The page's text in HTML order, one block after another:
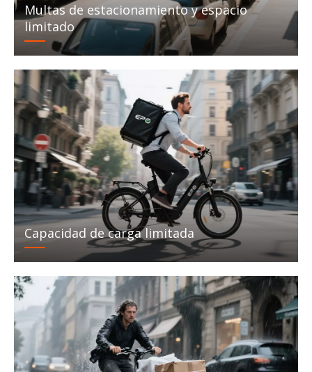
Multas de estacionamiento y espacio
limitado
Capacidad de carga limitada